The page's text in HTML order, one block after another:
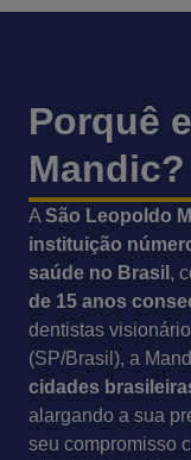
Porquê
Mandic?
A São Leopoldo
instituição
saúde no Brasil ,
de 15 anos
dentistas
(SP/Brasil), a
cidades
alargando a sua
seu compromisso